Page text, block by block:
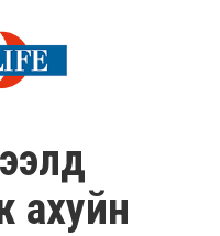
ахуйн